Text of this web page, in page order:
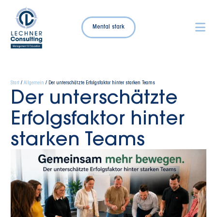
Mental stark
Start /Allgemein / Der unterschätzte Erfolgsfaktor hinter starken Teams
Der unterschätzte
Erfolgsfaktor hinter
starken Teams